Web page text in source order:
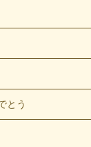
とう